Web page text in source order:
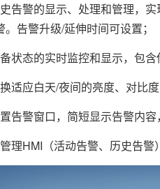
警的显示、处理和管理，实
告警升级/延伸时间可设置；
态的实时监控和显示，包含
应白天/夜间的亮度、对比
警窗口，简短显示告警内容
HMI（活动告警、历史告警